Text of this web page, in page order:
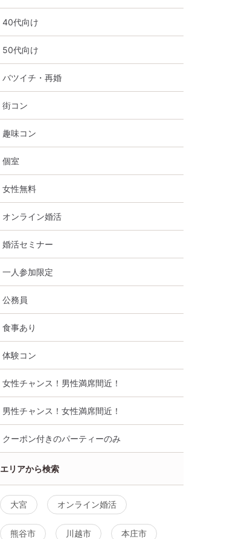
40代向け
50代向け
バツイチ・再婚
街コン
趣味コン
個室
女性無料
オンライン婚活
婚活セミナー
一人参加限定
公務員
食事あり
体験コン
女性チャンス！男性満席間近！
男性チャンス！女性満席間近！
クーポン付きのパーティーのみ
エリアから検索
大宮 オンライン婚活
熊谷市 川越市 本庄市